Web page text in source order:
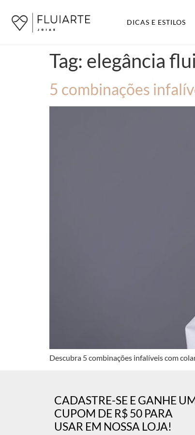
DICAS E ESTILOS
Tag: elegância
5 combinações
Descubra 5 combinações infalíveis com
CADASTRE-SE E GANHE
CUPOM DE R$ 50 PARA
USAR EM NOSSA LOJA!